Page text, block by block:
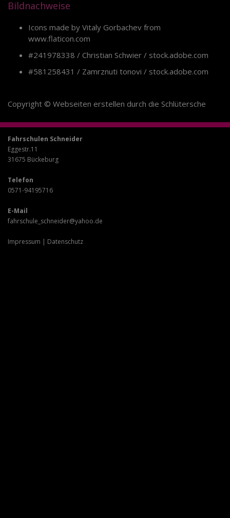
Bildnachweise
Icons made by Vitaly Gorbachev from
www.flaticon.com
#241978338 / Christian Schwier / stock.adobe.com
#581258431 / Zamrznuti tonovi / stock.adobe.com
Copyright © Webseiten erstellen durch die Schlütersche
Fahrschulen Schneider
Eggestr.11
31675 Bückeburg
Telefon
0571-94195716
E-Mail
fahrschule_schneider@yahoo.de
Impressum | Datenschutz